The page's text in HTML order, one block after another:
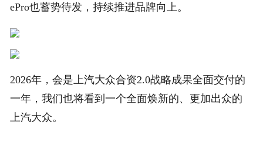
ePro也蓄势待发，持续推进品牌向上。
2026年，会是上汽大众合资2.0战略成果全面交付的
一年，我们也将看到一个全面焕新的、更加出众的
上汽大众。